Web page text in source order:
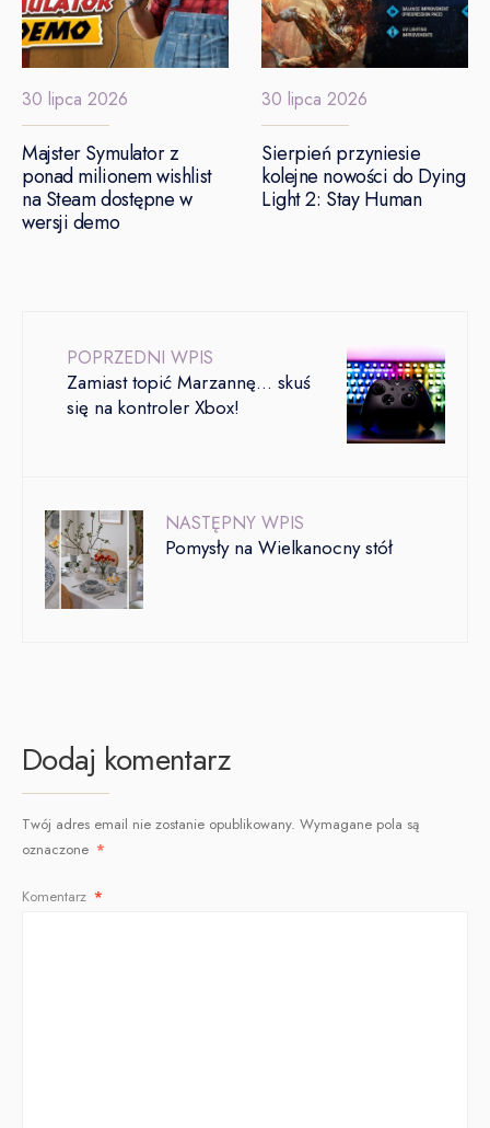
30 lipca 2026
Majster Symulator z
ponad milionem wishlist
na Steam dostępne w
wersji demo
30 lipca 2026
Sierpień przyniesie
kolejne nowości do Dying
Light 2: Stay Human
POPRZEDNI WPIS
Zamiast topić Marzannę… skuś
się na kontroler Xbox!
NASTĘPNY WPIS
Pomysły na Wielkanocny stół
Dodaj komentarz
Twój adres email nie zostanie opublikowany. Wymagane pola są
oznaczone *
Komentarz *